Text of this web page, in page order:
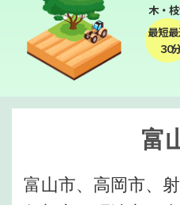
木・
最短
３０分
富
富山市、高岡市、